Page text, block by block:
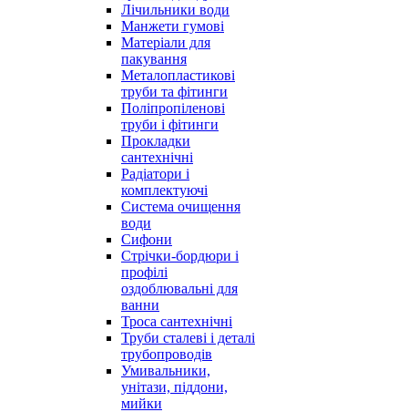
Лічильники води
Манжети гумові
Матеріали для
пакування
Металопластикові
труби та фітинги
Поліпропіленові
труби і фітинги
Прокладки
сантехнічні
Радіатори і
комплектуючі
Система очищення
води
Сифони
Стрічки-бордюри і
профілі
оздоблювальні для
ванни
Троса сантехнічні
Труби сталеві і деталі
трубопроводів
Умивальники,
унітази, піддони,
мийки